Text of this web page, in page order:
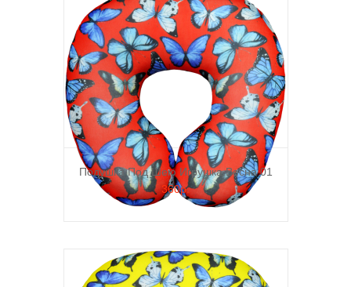
Подушка Под Шею Игрушка Весна 01
360р.